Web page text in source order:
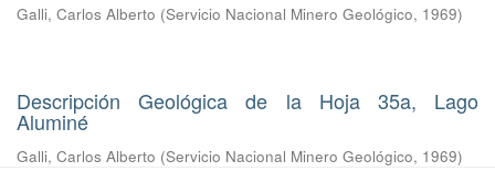
Galli, Carlos Alberto (Servicio Nacional Minero Geológico, 1969)
Descripción Geológica de la Hoja 35a, Lago
Aluminé
Galli, Carlos Alberto (Servicio Nacional Minero Geológico, 1969)